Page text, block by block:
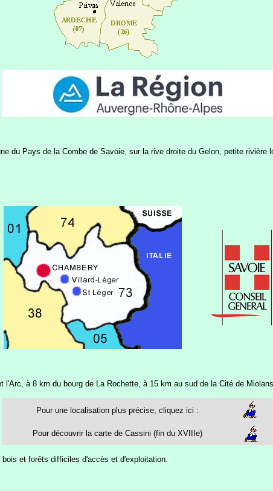
du Pays de la Combe de Savoie, sur la rive droite du Gelon, petite rivière
à 8 km du bourg de La Rochette, à 15 km au sud de la Cité de
Pour une localisation plus précise, cliquez ici :
Pour découvrir la carte de Cassini (fin du XVIIIe)
et forêts difficiles d'accès et d'exploitation.